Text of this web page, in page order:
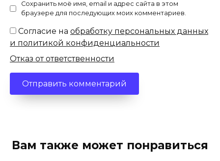
Сохранить моё имя, email и адрес сайта в этом
браузере для последующих моих комментариев.
Согласие на обработку персональных данных
и политикой конфиденциальности
Отказ от ответственности
Вам также может понравиться